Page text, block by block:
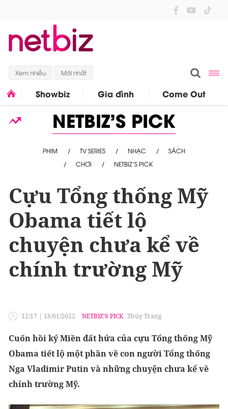
Xem nhiều Mới nhất
Showbiz Gia đình Come Out
NETBIZ'S PICK
PHIM TV SERIES NHẠC
SÁCH
CHƠI
NETBIZ’S PICK
Cựu Tổng thống Mỹ
Obama tiết lộ
chuyện chưa kể về
chính trường Mỹ
12:17 | 18/01/2022 NETBIZ'S PICK Thùy Trang
Cuốn hồi ký Miền đất hứa của cựu Tổng thống Mỹ
Obama tiết lộ một phần về con người Tổng thống
Nga Vladimir Putin và những chuyện chưa kể về
chính trường Mỹ.